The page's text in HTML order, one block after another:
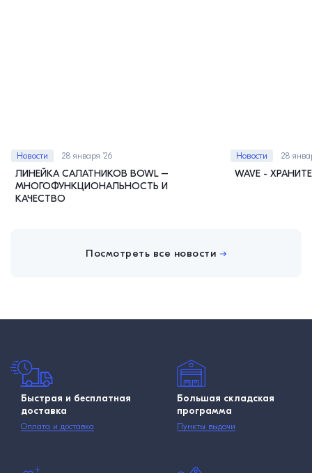
Новости 28 января ’26
ЛИНЕЙКА САЛАТНИКОВ BOWL –
МНОГОФУНКЦИОНАЛЬНОСТЬ И
КАЧЕСТВО
Новости 28
WAVE -
Посмотреть все новости
Быстрая и бесплатная
доставка
Оплата и доставка
Большая складская
программа
Пункты выдачи